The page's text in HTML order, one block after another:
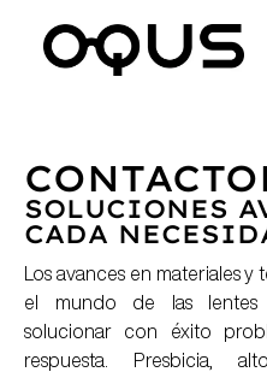
SOLUCIONES
CADA
Los avances en materiales
el mundo de las lentes
solucionar con éxito
respuesta. Presbicia,